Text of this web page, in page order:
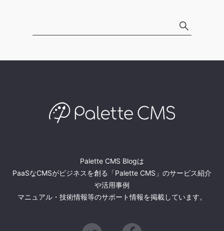
Palette CMS Blogは
PaaSなCMSがビジネスを創る「Palette CMS」のサービス紹介
や活用事例
マニュアル・技術情報等のサポート情報を掲載しています。
Twitter